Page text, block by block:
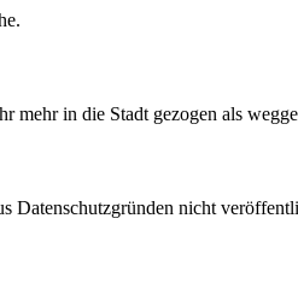
mehr in die Stadt gezogen als
Datenschutzgründen nicht